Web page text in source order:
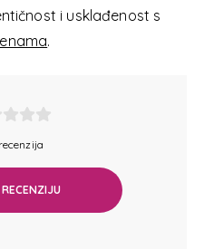
i usklađenost s
.